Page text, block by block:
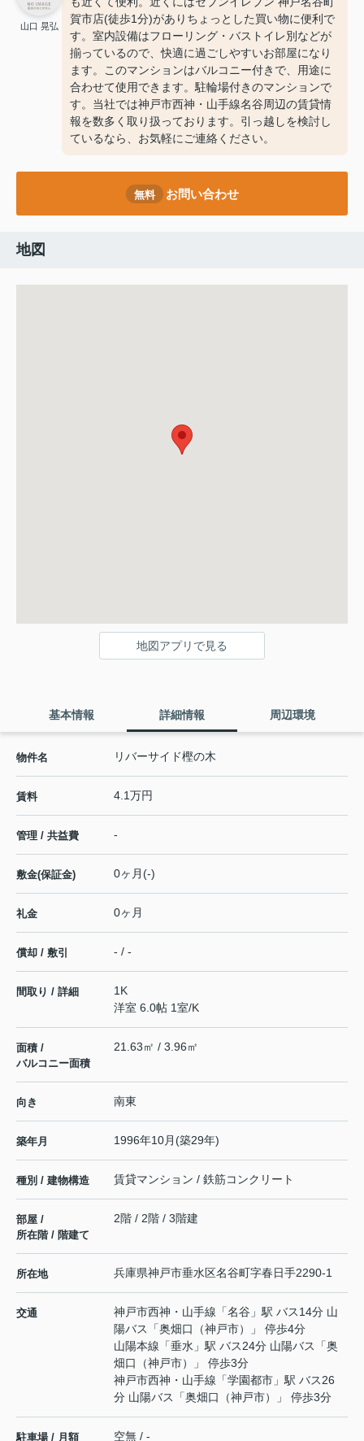
山口 晃弘
賀市店(徒歩1分)がありちょっとした買い物に便利で
す。室内設備はフローリング・バストイレ別などが
揃っているので、快適に過ごしやすいお部屋になり
ます。このマンションはバルコニー付きで、用途に
合わせて使用できます。駐輪場付きのマンションで
す。当社では神戸市西神・山手線名谷周辺の賃貸情
報を数多く取り扱っております。引っ越しを検討し
ているなら、お気軽にご連絡ください。
無料 お問い合わせ
地図
地図アプリで見る
基本情報 詳細情報 周辺環境
物件名 リバーサイド樫の木
賃料 4.1万円
管理 / 共益費 -
敷金(保証金) 0ヶ月(-)
礼金 0ヶ月
償却 / 敷引 - / -
間取り / 詳細
1K
洋室 6.0帖 1室/K
面積 /
バルコニー面積
21.63㎡ / 3.96㎡
向き 南東
築年月 1996年10月(築29年)
種別 / 建物構造 賃貸マンション / 鉄筋コンクリート
部屋 /
所在階 / 階建て
2階 / 2階 / 3階建
所在地 兵庫県神戸市垂水区名谷町字春日手2290-1
交通 神戸市西神・山手線 「名谷 」駅 バス14分 山
陽バス「奥畑口（神戸市）」 停歩4分
山陽本線 「垂水 」駅 バス24分 山陽バス「奥
畑口（神戸市）」 停歩3分
神戸市西神・山手線 「学園都市 」駅 バス26
分 山陽バス「奥畑口（神戸市）」 停歩3分
駐車場 / 月額 空無 / -